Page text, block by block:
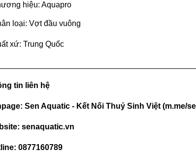
hiệu: Aquapro
loại: Vợt đầu vuông
xứ: Trung Quốc
tin liên hệ
Sen Aquatic - Kết Nối Thuỷ Sinh Việt (m.me/
senaquatic.vn
0877160789